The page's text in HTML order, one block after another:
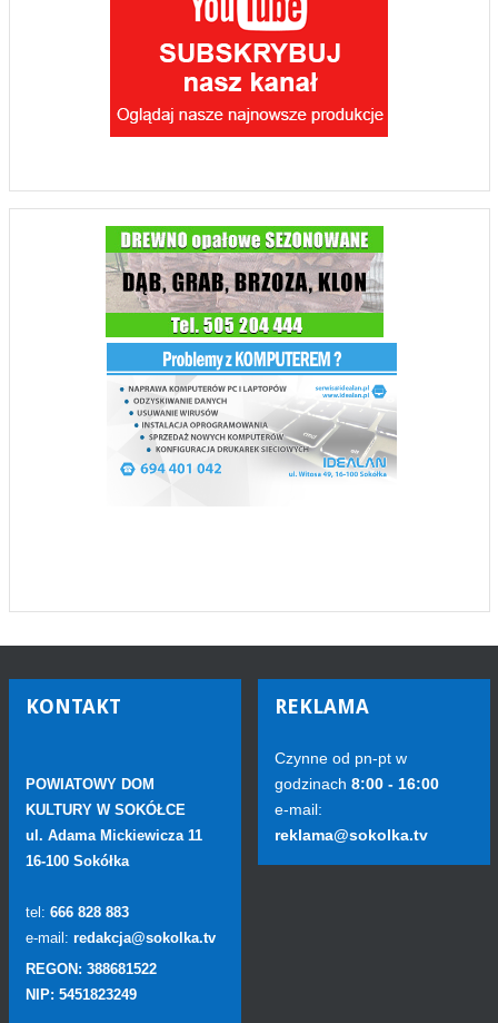
KONTAKT
POWIATOWY DOM
KULTURY W SOKÓŁCE
ul. Adama Mickiewicza 11
16-100 Sokółka
tel: 666 828 883
e-mail: redakcja@sokolka.tv
REGON: 388681522
NIP: 5451823249
REKLAMA
Czynne od pn-pt w
godzinach 8:00 - 16:00
e-mail:
reklama@sokolka.tv